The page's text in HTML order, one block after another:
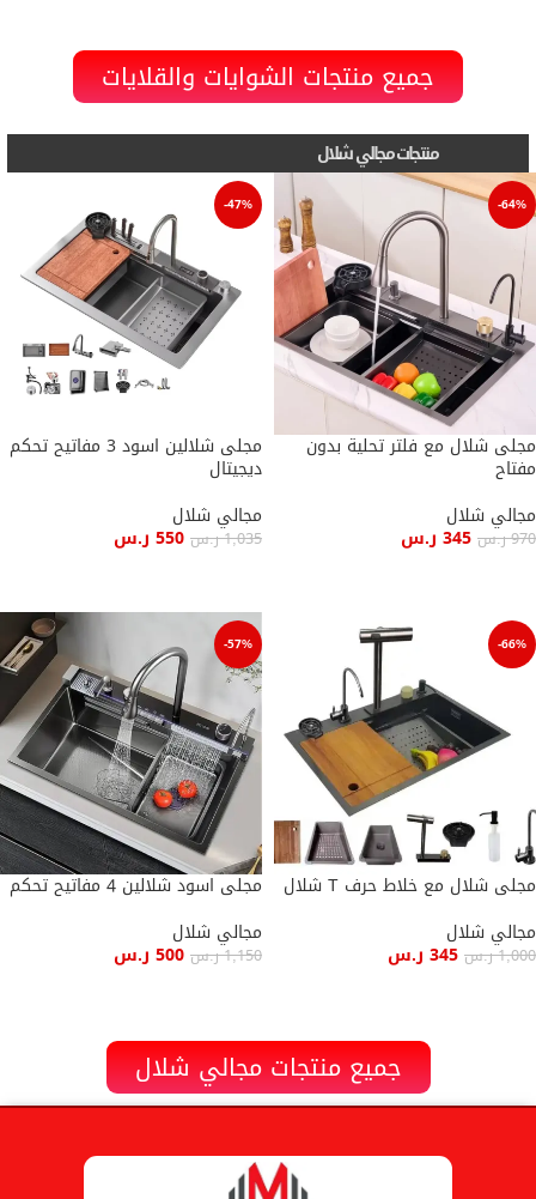
جميع منتجات الشوايات والقلايات
منتجات مجالي شلال
-64%
مجلى شلال مع فلتر تحلية بدون
مفتاح
مجالي شلال
970ر.س 345 ر.س
-47%
مجلى شلالين اسود 3 مفاتيح تحكم
ديجيتال
مجالي شلال
1,035ر.س 550 ر.س
-66%
مجلى شلال مع خلاط حرف T شلال
مجالي شلال
1,000ر.س 345 ر.س
-57%
مجلى اسود شلالين 4 مفاتيح تحكم
مجالي شلال
1,150ر.س 500 ر.س
جميع منتجات مجالي شلال